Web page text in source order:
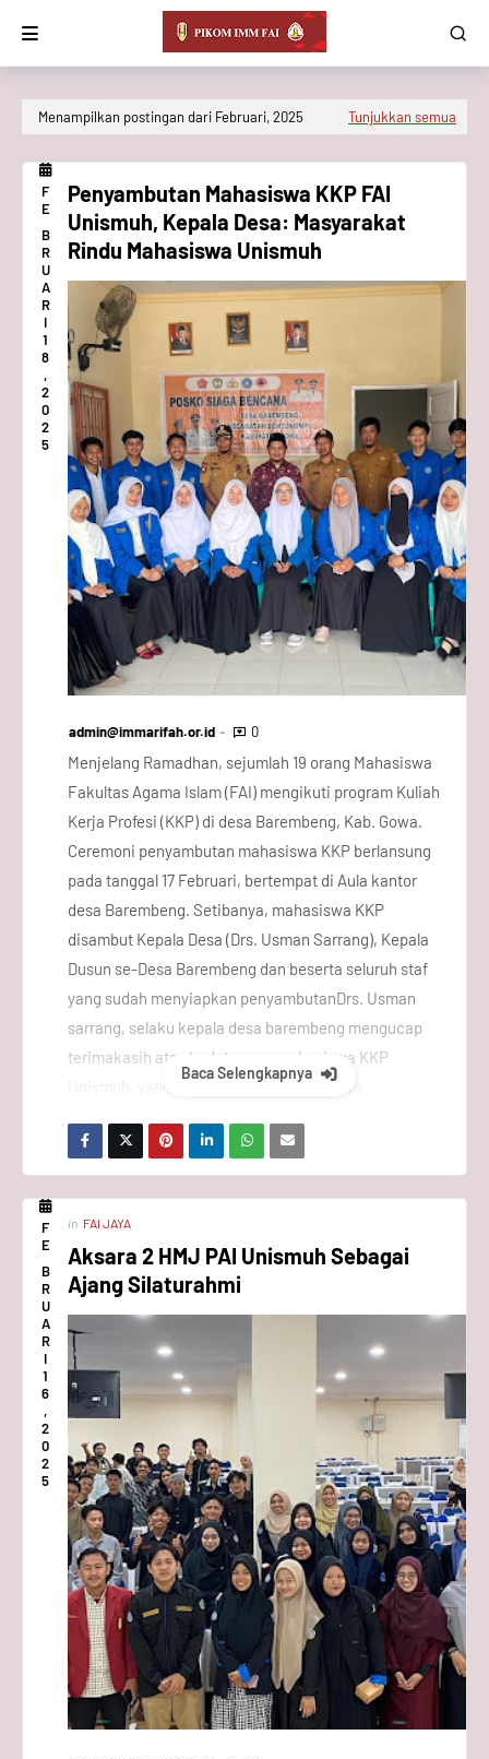
Menampilkan postingan dari Februari, 2025 Tunjukkan semua
F
E
B
R
U
A
R
I
1
8
,
2
0
2
5
Penyambutan Mahasiswa KKP FAI
Unismuh, Kepala Desa: Masyarakat
Rindu Mahasiswa Unismuh
admin@immarifah.or.id 0
Menjelang Ramadhan, sejumlah 19 orang Mahasiswa
Fakultas Agama Islam (FAI) mengikuti program Kuliah
Kerja Profesi (KKP) di desa Barembeng, Kab. Gowa.
Ceremoni penyambutan mahasiswa KKP berlansung
pada tanggal 17 Februari, bertempat di Aula kantor
desa Barembeng. Setibanya, mahasiswa KKP
disambut Kepala Desa (Drs. Usman Sarrang), Kepala
Dusun se-Desa Barembeng dan beserta seluruh staf
yang sudah menyiapkan penyambutanDrs. Usman
sarrang, selaku kepala desa barembeng mengucap
terimakasih atas kedatangan mahasiswa KKP
Unismuh, yang menurut beliau mahasiswa …
Baca Selengkapnya
F
E
B
R
U
A
R
I
1
6
,
2
0
2
5
in FAI JAYA
Aksara 2 HMJ PAI Unismuh Sebagai
Ajang Silaturahmi